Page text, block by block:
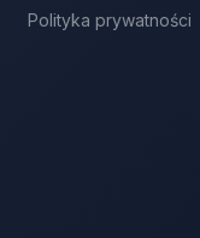
Polityka prywatności